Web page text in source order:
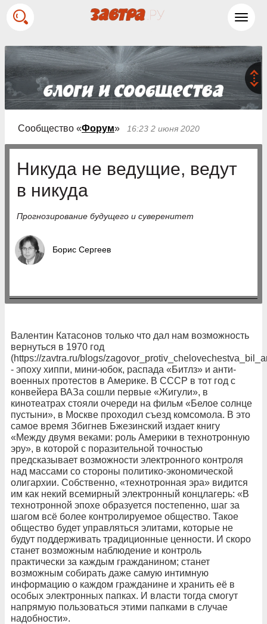
Сообщество «Форум» 16:23 2 июня 2020
Никуда не ведущие, ведут
в никуда
Прогнозирование будущего и суверенитет
Борис Сергеев
Валентин Катасонов только что дал нам возможность
вернуться в 1970 год
(https://zavtra.ru/blogs/
- эпоху хиппи, мини-юбок, распада «Битлз» и анти-
военных протестов в Америке. В СССР в тот год с
конвейера ВАЗа сошли первые «Жигули», в
кинотеатрах стояли очереди на фильм «Белое солнце
пустыни», в Москве проходил съезд комсомола. В это
самое время Збигнев Бжезинский издает книгу
«Между двумя веками: роль Америки в технотронную
эру», в которой с поразительной точностью
предсказывает возможности электронного контроля
над массами со стороны политико-экономической
олигархии. Собственно, «технотронная эра» видится
им как некий всемирный электронный концлагерь: «В
технотронной эпохе образуется постепенно, шаг за
шагом всё более контролируемое общество. Такое
общество будет управляться элитами, которые не
будут поддерживать традиционные ценности. И скоро
станет возможным наблюдение и контроль
практически за каждым гражданином; станет
возможным собирать даже самую интимную
информацию о каждом гражданине и хранить её в
особых электронных папках. И власти тогда смогут
напрямую пользоваться этими папками в случае
надобности».